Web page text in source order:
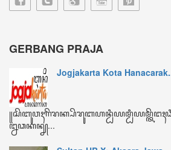
ꦏꦼꦩꦫꦶꦤ꧀ Kemarin
ꦩꦶꦁꦒꦸꦆꦤꦶ Minggu ini
ꦧꦸꦭꦤ꧀ꦆꦤꦶ Bulan ini
ꦏꦼꦱꦼꦭꦸꦫꦸꦲꦤ꧀ Keseluruhan